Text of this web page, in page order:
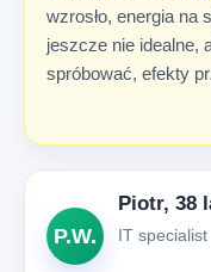
wzrosło, energia na
jeszcze nie idealne,
spróbować, efekty
P.W.
Piotr, 38
IT specialist